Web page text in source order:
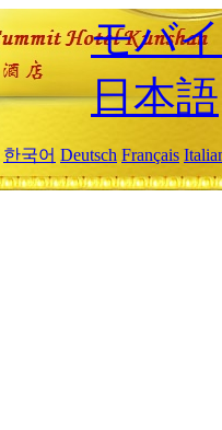
モバ
日本語
한국어 Deutsch Français